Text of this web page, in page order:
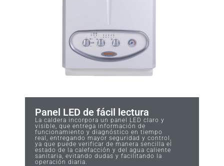
Panel LED de fácil lectura
La caldera incorpora un panel LED claro y
visible, que entrega información de
funcionamiento y diagnóstico en tiempo
real, entregando mayor seguridad y control,
ya que puede verificar de manera sencilla el
estado de la calefacción y del agua caliente
sanitaria, evitando dudas y facilitando la
operación diaria.